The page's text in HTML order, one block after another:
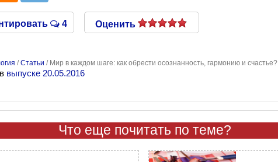
4 Оценить
/Статьи / Мир в каждом шаге: как обрести осознанность, гармонию и счастье?
выпуске 20.05.2016
Что еще почитать по теме?